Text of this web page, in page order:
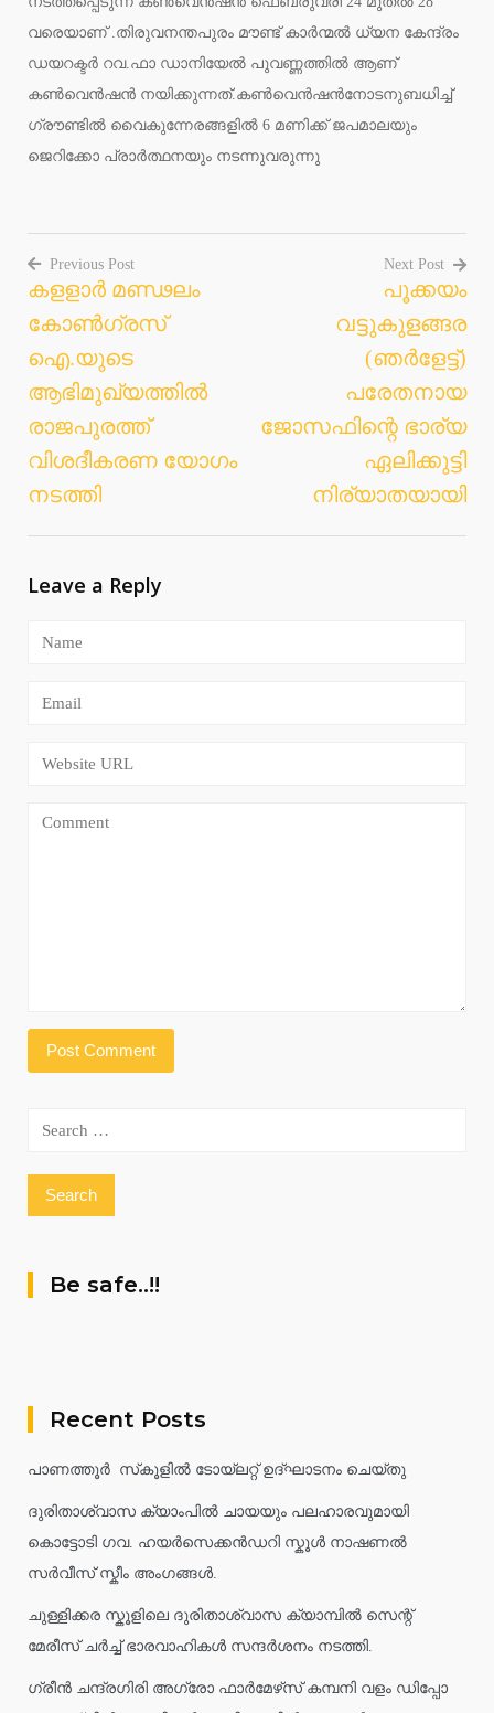
വരെയാണ് .തിരുവനന്തപുരം മൗണ്ട് കാര്‍ന്മല്‍ ധ്യന കേന്ദ്രം
ഡയറക്ടര്‍ റവ.ഫാ ഡാനിയേല്‍ പുവണ്ണത്തില്‍ ആണ്
കണ്‍വെന്‍ഷന്‍ നയിക്കുന്നത്.കണ്‍വെന്‍ഷന്‍നോടനുബധിച്ച്
ഗ്രൗണ്ടില്‍ വൈകുന്നേരങ്ങളില്‍ 6 മണിക്ക് ജപമാലയും
ജെറിക്കോ പ്രാര്‍ത്ഥനയും നടന്നുവരുന്നു
Post
navigation
Previous Post
കളളാര്‍ മണ്ഢലം
കോണ്‍ഗ്രസ്
ഐ.യുടെ
ആഭിമുഖ്യത്തില്‍
രാജപുരത്ത്
വിശദീകരണ യോഗം
നടത്തി
Next Post
പൂക്കയം
വട്ടുകുളങ്ങര
(ഞര്‍ളേട്ട്)
പരേതനായ
ജോസഫിന്റെ ഭാര്യ
ഏലിക്കുട്ടി
നിര്യാതയായി
Leave a Reply
Search
Be safe..!!
Recent Posts
പാണത്തൂർ സ്‌കൂളിൽ ടോയ്ലറ്റ് ഉദ്ഘാടനം ചെയ്തു
ദുരിതാശ്വാസ ക്യാംപിൽ ചായയും പലഹാരവുമായി
കൊട്ടോടി ഗവ. ഹയർസെക്കൻഡറി സ്കൂൾ നാഷണൽ
സർവീസ് സ്കീം അംഗങ്ങൾ.
ചുള്ളിക്കര സ്കൂളിലെ ദുരിതാശ്വാസ ക്യാമ്പിൽ സെന്റ്
മേരീസ് ചർച്ച് ഭാരവാഹികൾ സന്ദർശനം നടത്തി.
ഗ്രീൻ ചന്ദ്രഗിരി അഗ്രോ ഫാർമേഴ്‌സ് കമ്പനി വളം ഡിപ്പോ